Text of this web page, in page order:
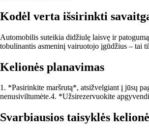
Kodėl verta išsirinkti
Automobilis suteikia didžiulę laisvę ir
tobulinantis asmeninį vairuotojo įgūdžius – tai
Kelionės planavimas
1. *Pasirinkite maršrutą*, atsižvelgiant į jūsų
nenusiviltumėte.4. *Užsirezervuokite
Svarbiausios taisyklės